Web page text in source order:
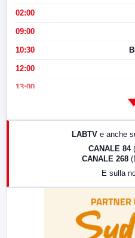
02:00
09:00
10:30
12:00
13:00
LABTV e anche
CANALE 84
CANALE 268
E sulla